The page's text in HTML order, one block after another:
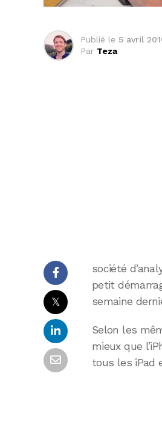
Publié le 5 avril
Par Teza
𝕏
société
petit
semaine
Selon les
mieux que
tous les iPad